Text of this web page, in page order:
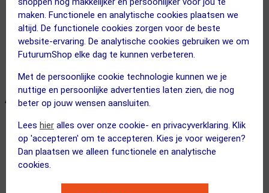
maken. Functionele en analytische cookies plaatsen we
altijd. De functionele cookies zorgen voor de beste
website-ervaring. De analytische cookies gebruiken we om
FuturumShop elke dag te kunnen verbeteren.
Met de persoonlijke cookie technologie kunnen we je
nuttige en persoonlijke advertenties laten zien, die nog
beter op jouw wensen aansluiten.
Lees hier alles over onze cookie- en privacyverklaring. Klik
op 'accepteren' om te accepteren. Kies je voor weigeren?
Dan plaatsen we alleen functionele en analytische
cookies.
ALTERNATIEVE PRODUCTEN